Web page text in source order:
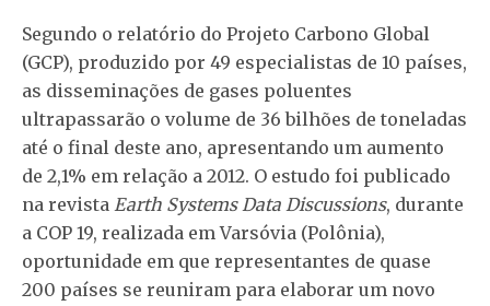
Segundo o relatório do Projeto Carbono Global
(GCP), produzido por 49 especialistas de 10 países,
as disseminações de gases poluentes
ultrapassarão o volume de 36 bilhões de toneladas
até o final deste ano, apresentando um aumento
de 2,1% em relação a 2012. O estudo foi publicado
na revista Earth Systems Data Discussions, durante
a COP 19, realizada em Varsóvia (Polônia),
oportunidade em que representantes de quase
200 países se reuniram para elaborar um novo